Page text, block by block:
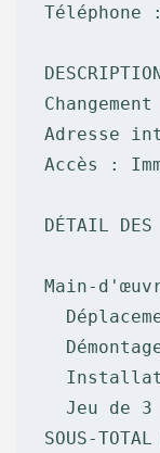
Adresse
Accès :
DÉTAIL DES
Main-
Jeu de 3
SOUS-